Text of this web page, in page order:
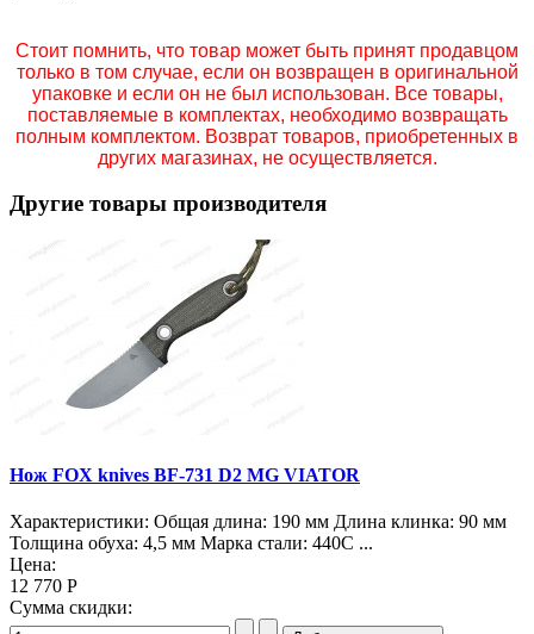
Стоит помнить, что товар может быть принят продавцом
только в том случае, если он возвращен в оригинальной
упаковке и если он не был использован. Все товары,
поставляемые в комплектах, необходимо возвращать
полным комплектом. Возврат товаров, приобретенных в
других магазинах, не осуществляется.
Другие товары производителя
Нож FOX knives BF-731 D2 MG VIATOR
Характеристики: Общая длина: 190 мм Длина клинка: 90 мм
Толщина обуха: 4,5 мм Марка стали: 440C ...
Цена:
12 770 Р
Сумма скидки: